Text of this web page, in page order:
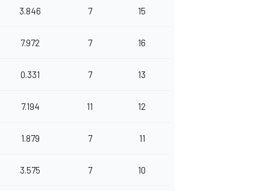
3.846 7 15
7.972 7 16
0.331 7 13
7.194 11 12
1.879 7 11
3.575 7 10